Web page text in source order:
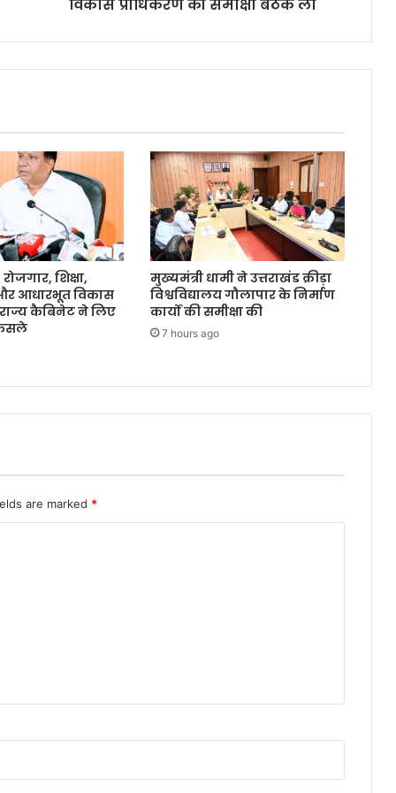
विकास प्राधिकरण की समीक्षा बैठक ली
शिक्षा,
आधारभूत विकास
कैबिनेट ने लिए
मुख्यमंत्री धामी ने उत्तराखंड क्रीड़ा
विश्वविद्यालय गौलापार के निर्माण
कार्यों की समीक्षा की
7 hours ago
are marked *